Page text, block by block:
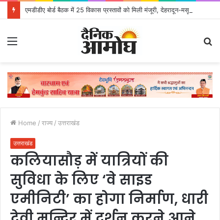
Home / राज्य / उत्तराखंड
उत्तराखंड
कलियासौड़ में यात्रियों की
सुविधा के लिए ‘वे साइड
एमीनिटी’ का होगा निर्माण, धारी